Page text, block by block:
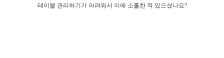
테이블 관리하기가 어려워서 이에 소홀한 적 있으셨나요?